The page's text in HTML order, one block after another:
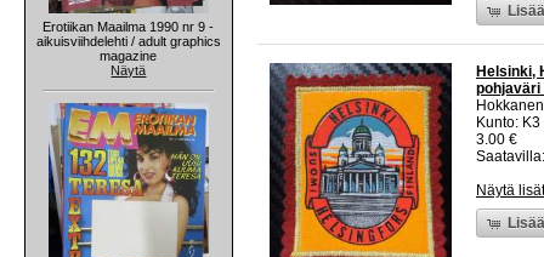
Erotiikan Maailma 1990 nr 9 -
aikuisviihdelehti / adult graphics
magazine
Näytä
Helsinki,
pohjaväri
Kunto:
3.00 €
Näytä